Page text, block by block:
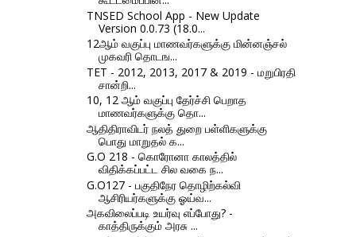
TNSED School App - New Update
Version 0.0.73 (18.0...
12ஆம் வகுப்பு மாணவர்களுக்கு மின்னஞ்சல்
முகவரி தொடங...
TET - 2012, 2013, 2017 & 2019 - மறுபிரதி
சான்றி...
10, 12 ஆம் வகுப்பு தேர்ச்சி பெறாத
மாணவர்களுக்கு தொ...
ஆதிதிராவிடர் நலத் துறை பள்ளிகளுக்கு
பொது மாறுதல் க...
G.O 218 - கொரோனா காலத்தில்
விதிக்கப்பட்ட சில வகை ந...
G.O127 - பகுதிநேர தொழிற்கல்வி
ஆசிரியர்களுக்கு ஓய்வ...
அகவிலைப்படி உயர்வு எப்போது? -
காத்திருக்கும் அரசு ...